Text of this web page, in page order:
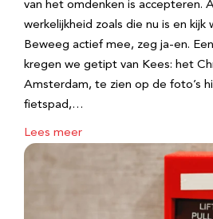
van het omdenken is accepteren.
werkelijkheid zoals die nu is en kijk
Beweeg actief mee, zeg ja-en.
kregen we getipt van Kees: het
Amsterdam, te zien op de foto’s
fietspad,…
Lees meer